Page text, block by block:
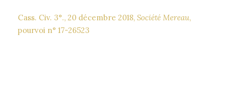
Cass. Civ. 3°., 20 décembre 2018, Société Mereau,
pourvoi n° 17-26523